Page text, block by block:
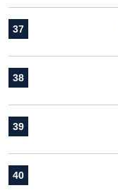
37
38
39
40